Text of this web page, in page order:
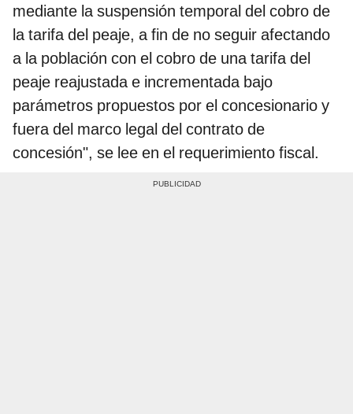
mediante la suspensión temporal del cobro de
la tarifa del peaje, a fin de no seguir afectando
a la población con el cobro de una tarifa del
peaje reajustada e incrementada bajo
parámetros propuestos por el concesionario y
fuera del marco legal del contrato de
concesión", se lee en el requerimiento fiscal.